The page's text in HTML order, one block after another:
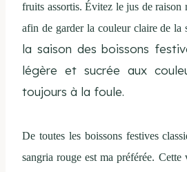
fruits assortis. Évitez le jus de raison
afin de garder la couleur claire de la
la saison des boissons
légère et sucrée aux
toujours à la foule.
De toutes les boissons festives
sangria rouge est ma préférée. Cette